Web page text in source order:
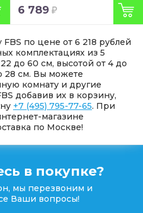
6 789
по цене от 6 218 рублей
комплектациях из 5
до 60 см, высотой от 4 до
28 см. Вы можете
комнату и другие
добавив их в корзину,
+7 (495) 795-77-65. При
магазине
по Москве!
в покупке?
мы перезвоним и
Ваши вопросы!